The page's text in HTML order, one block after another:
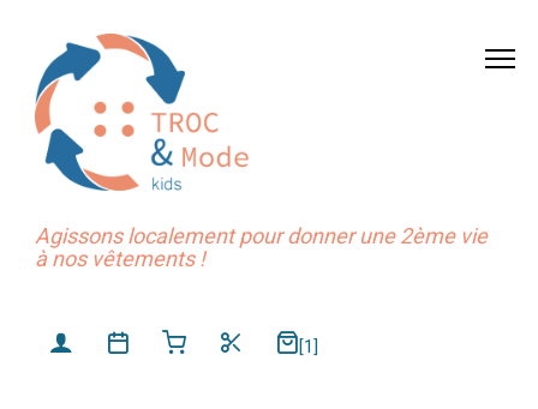
Agissons localement pour donner une 2ème vie
à nos vêtements !
[1]